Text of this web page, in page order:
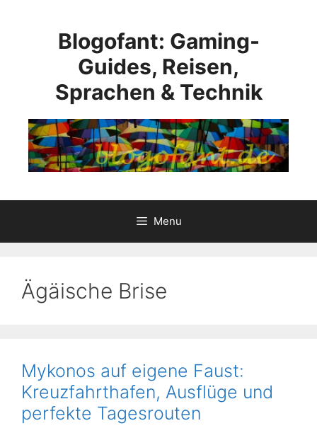
Blogofant: Gaming-
Guides, Reisen,
Sprachen & Technik
Menu
Ägäische Brise
Mykonos auf eigene Faust:
Kreuzfahrthafen, Ausflüge und
perfekte Tagesrouten